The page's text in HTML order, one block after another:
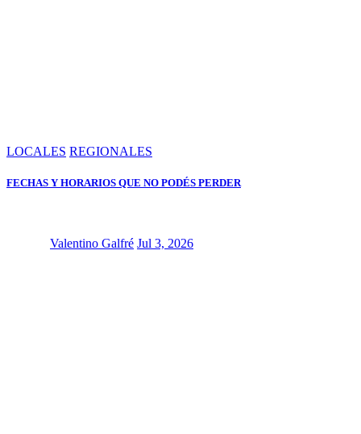
LOCALES REGIONALES
FECHAS Y HORARIOS QUE NO PODÉS PERDER
Valentino Galfré Jul 3, 2026